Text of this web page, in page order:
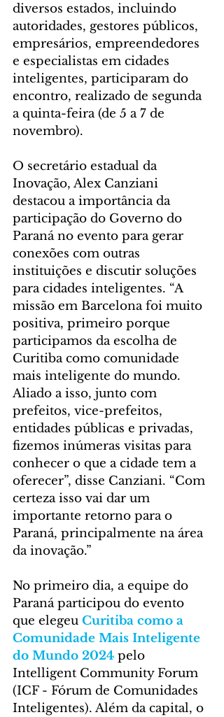
diversos estados, incluindo
autoridades, gestores públicos,
empresários, empreendedores
e especialistas em cidades
inteligentes, participaram do
encontro, realizado de segunda
a quinta-feira (de 5 a 7 de
novembro).
O secretário estadual da
Inovação, Alex Canziani
destacou a importância da
participação do Governo do
Paraná no evento para gerar
conexões com outras
instituições e discutir soluções
para cidades inteligentes. “A
missão em Barcelona foi muito
positiva, primeiro porque
participamos da escolha de
Curitiba como comunidade
mais inteligente do mundo.
Aliado a isso, junto com
prefeitos, vice-prefeitos,
entidades públicas e privadas,
fizemos inúmeras visitas para
conhecer o que a cidade tem a
oferecer”, disse Canziani. “Com
certeza isso vai dar um
importante retorno para o
Paraná, principalmente na área
da inovação.”
No primeiro dia, a equipe do
Paraná participou do evento
que elegeu Curitiba como a
Comunidade Mais Inteligente
do Mundo 2024 pelo
Intelligent Community Forum
(ICF - Fórum de Comunidades
Inteligentes). Além da capital, o